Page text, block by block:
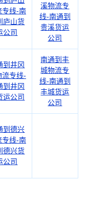
专线-南
庐山货
公司
溪物流专
线-南通到
贵溪货运
公司
到井冈
流专线-
到井冈
运公司
南通到丰
城物流专
线-南通到
丰城货运
公司
到德兴
专线-南
德兴货
公司